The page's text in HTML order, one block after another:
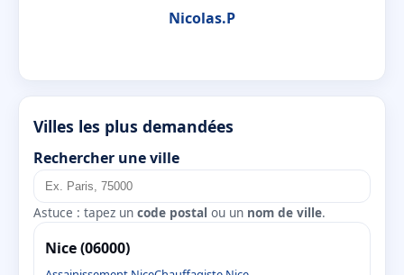
Nicolas.P
Villes les plus demandées
Rechercher une ville
Astuce : tapez un code postal ou un nom de ville.
Nice (06000)